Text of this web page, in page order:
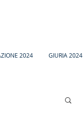
2024 GIURIA 2024